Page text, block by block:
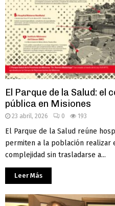
El Parque de la Salud: el
pública en Misiones
23 abril, 2026 0 193
El Parque de la Salud reúne
permiten a la población realizar
complejidad sin trasladarse a...
Leer Más